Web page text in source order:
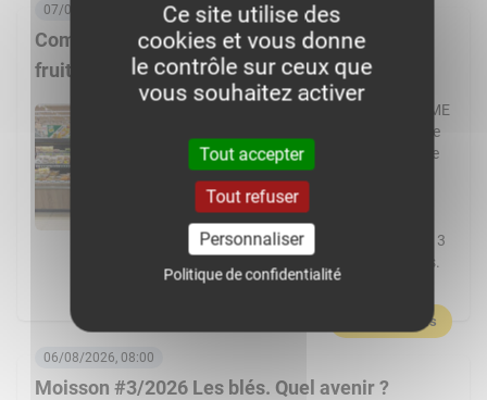
Comment Frais Émincés dynamise le rayon
fruits et légumes ?
07/08/2026, 06:00
Spécialiste de la fraîche découpe, la PME
de Pontchâteau affiche une croissance
à deux chiffres. Elle transforme plus de
cent fruits et légumes différents et
réalise 80 % de ses ventes en GMS.
L’usine Frais Émincés de Pontchâteau
(44) pourrait cette année dépasser les 3
000 t de fruits et légumes transformés.
Un volume réalisé […]
En savoir plus
Moisson #3/2026 Les blés. Quel avenir ?
06/08/2026, 08:00
Ce site utilise des
cookies et vous donne
le contrôle sur ceux que
vous souhaitez activer
Tout accepter
Tout refuser
Personnaliser
Politique de confidentialité